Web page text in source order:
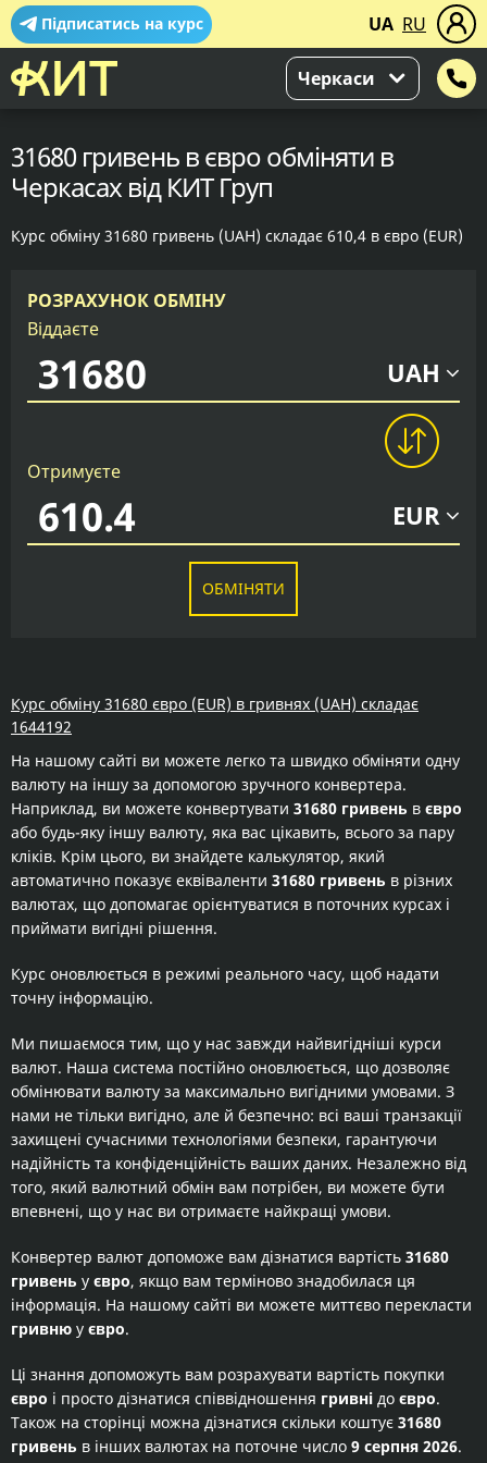
Підписатись на курс UA RU
Черкаси
31680 гривень в євро обміняти в
Черкасах від КИТ Груп
Курс обміну 31680 гривень (UAH) складає 610,4 в євро (EUR)
РОЗРАХУНОК ОБМІНУ
Віддаєте
UAH
Отримуєте
EUR
ОБМІНЯТИ
Курс обміну 31680 євро (EUR) в гривнях (UAH) складає
1644192
На нашому сайті ви можете легко та швидко обміняти одну
валюту на іншу за допомогою зручного конвертера.
Наприклад, ви можете конвертувати 31680 гривень в євро
або будь-яку іншу валюту, яка вас цікавить, всього за пару
кліків. Крім цього, ви знайдете калькулятор, який
автоматично показує еквіваленти 31680 гривень в різних
валютах, що допомагає орієнтуватися в поточних курсах і
приймати вигідні рішення.
Курс оновлюється в режимі реального часу, щоб надати
точну інформацію.
Ми пишаємося тим, що у нас завжди найвигідніші курси
валют. Наша система постійно оновлюється, що дозволяє
обмінювати валюту за максимально вигідними умовами. З
нами не тільки вигідно, але й безпечно: всі ваші транзакції
захищені сучасними технологіями безпеки, гарантуючи
надійність та конфіденційність ваших даних. Незалежно від
того, який валютний обмін вам потрібен, ви можете бути
впевнені, що у нас ви отримаєте найкращі умови.
Конвертер валют допоможе вам дізнатися вартість 31680
гривень у євро, якщо вам терміново знадобилася ця
інформація. На нашому сайті ви можете миттєво перекласти
гривню у євро.
Ці знання допоможуть вам розрахувати вартість покупки
євро і просто дізнатися співвідношення гривні до євро.
Також на сторінці можна дізнатися скільки коштує 31680
гривень в інших валютах на поточне число 9 серпня 2026.